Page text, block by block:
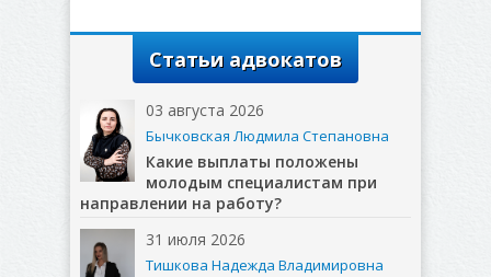
Статьи адвокатов
03 августа 2026
Бычковская Людмила Степановна
Какие выплаты положены
молодым специалистам при
направлении на работу?
31 июля 2026
Тишкова Надежда Владимировна